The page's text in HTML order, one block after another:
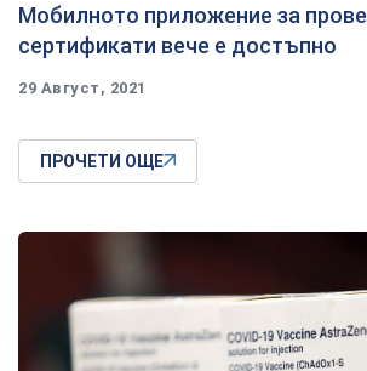
Мобилното приложение за
сертификати вече е достъпно
29 Август, 2021
ПРОЧЕТИ ОЩЕ